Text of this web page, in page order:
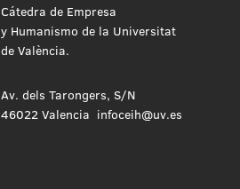
Cátedra de Empresa
y Humanismo de la Universitat
de València.
Av. dels Tarongers, S/N
46022 Valencia infoceih@uv.es